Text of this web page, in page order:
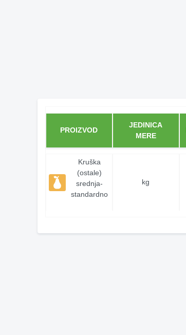
PROIZVOD
JEDINICA
MERE
Kruška
(ostale)
srednja-
standardno
kg